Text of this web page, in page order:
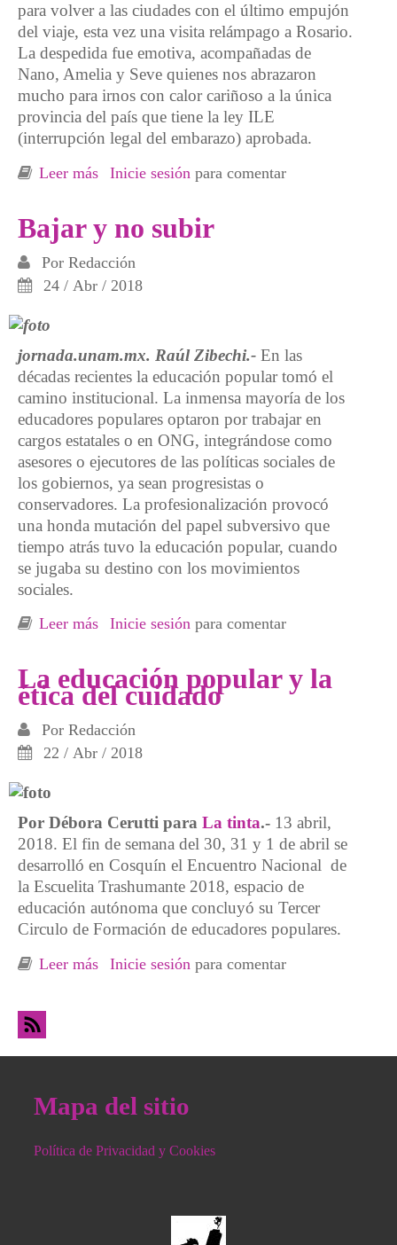
para volver a las ciudades con el último empujón
del viaje, esta vez una visita relámpago a Rosario.
La despedida fue emotiva, acompañadas de
Nano, Amelia y Seve quienes nos abrazaron
mucho para irnos con calor cariñoso a la única
provincia del país que tiene la ley ILE
(interrupción legal del embarazo) aprobada.
Leer más sobre Transhumantes inquietas de cultura
Inicie sesión para comentar
Bajar y no subir
Por Redacción
24 / Abr / 2018
jornada.unam.mx. Raúl Zibechi.- En las
décadas recientes la educación popular tomó el
camino institucional. La inmensa mayoría de los
educadores populares optaron por trabajar en
cargos estatales o en ONG, integrándose como
asesores o ejecutores de las políticas sociales de
los gobiernos, ya sean progresistas o
conservadores. La profesionalización provocó
una honda mutación del papel subversivo que
tiempo atrás tuvo la educación popular, cuando
se jugaba su destino con los movimientos
sociales.
Leer más sobre Bajar y no subir
Inicie sesión para comentar
La educación popular y la
ética del cuidado
Por Redacción
22 / Abr / 2018
Por Débora Cerutti para La tinta.- 13 abril,
2018. El fin de semana del 30, 31 y 1 de abril se
desarrolló en Cosquín el Encuentro Nacional de
la Escuelita Trashumante 2018, espacio de
educación autónoma que concluyó su Tercer
Circulo de Formación de educadores populares.
Leer más sobre La educación popular y la ética del
Inicie sesión para comentar
Mapa del sitio
Política de Privacidad y Cookies